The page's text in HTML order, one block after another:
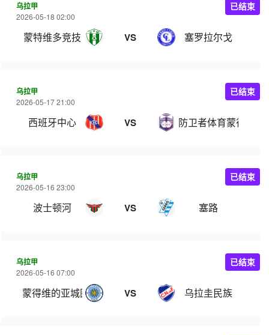
乌拉甲
2026-05-18 02:00
蒙特维多竞技 VS 塞罗拉尔戈
已结束
乌拉甲
2026-05-17 21:00
西班牙中心 VS 防卫者体育蒙得维的
已结束
乌拉甲
2026-05-16 23:00
波士顿河 VS 塞路
已结束
乌拉甲
2026-05-16 07:00
蒙得维的亚城图尔克 VS 乌拉圭民族
已结束